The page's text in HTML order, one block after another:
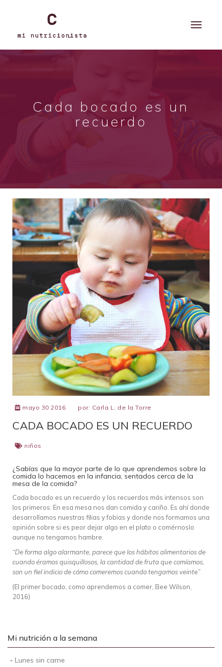
Cada bocado es un
recuerdo
mayo 30 2016 por: Carla L. de la Torre
CADA BOCADO ES UN RECUERDO
niños
¿Sabías que la mayor parte de lo que aprendemos sobre la
comida lo hacemos en la infancia, sentados cerca de la
mesa de la comida?
Cada bocado es un recuerdo y los recuerdos más intensos son
los primeros. En esa mesa nos dan comida y cariño. Es ahí donde
desarrollamos nuestras filias y fobias y donde nos formamos una
opinión sobre si es peor dejar algo en el plato o comérnoslo
aunque no tengamos hambre.
“De forma algo alarmante, parece que los hábitos alimentarios de
cuando éramos quisquillosos, la cantidad de fruta que comíamos,
son un fiel indicio de cómo comeremos cuando tengamos veinte”
(El primer bocado, como aprendemos a comer, Bee Wilson,
2016)
Mi nutrición a la semana
- Lunes sin carne